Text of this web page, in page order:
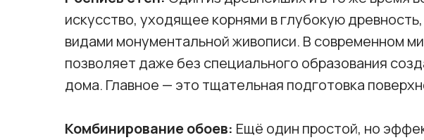
искусство, уходящее корнями в глубокую
видами монументальной живописи. В современном
позволяет даже без специального образования
дома. Главное — это тщательная подготовка
Комбинирование обоев: Ещё один простой, но